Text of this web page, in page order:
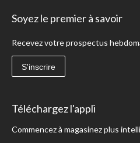
Soyez le premier à savoir
Recevez votre prospectus
S'inscrire
Téléchargez l'appli
Commencez à magasinez plus